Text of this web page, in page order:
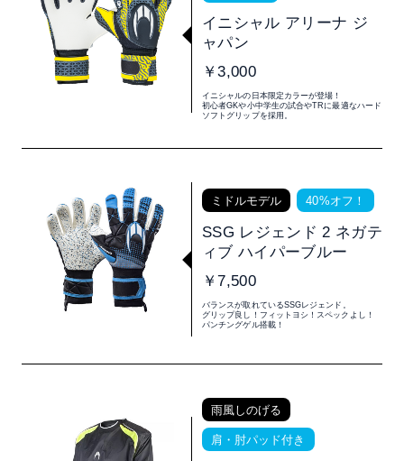
イニシャル アリーナ ジ
ャパン
￥3,000
イニシャルの日本限定カラーが登場！
初心者GKや小中学生の試合やTRに最適なハード
ソフトグリップを採用。
ミドルモデル 40%オフ！
SSG レジェンド 2 ネガテ
ィブ ハイパーブルー
￥7,500
バランスが取れているSSGレジェンド。
グリップ良し！フィットヨシ！スペックよし！
パンチングゲル搭載！
雨風しのげる
肩・肘パッド付き